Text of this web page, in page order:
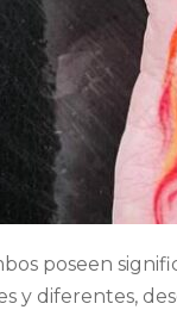
poseen
y diferentes,